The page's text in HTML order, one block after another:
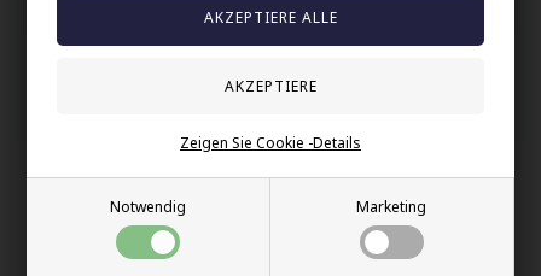
Notwendig Marketing
Zeigen Sie Cookie -Details